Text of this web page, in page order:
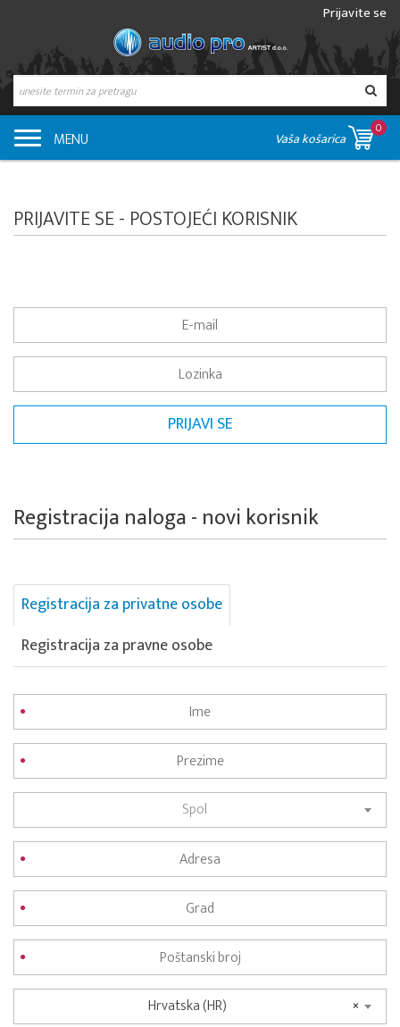
Prijavite se
MENU Vaša košarica
0
PRIJAVITE SE - POSTOJEĆI KORISNIK
Registracija naloga - novi korisnik
Registracija za privatne osobe
Registracija za pravne osobe
Spol
×
Hrvatska (HR)